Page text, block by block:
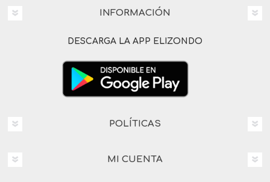
INFORMACIÓN
DESCARGA LA APP ELIZONDO
POLÍTICAS
MI CUENTA